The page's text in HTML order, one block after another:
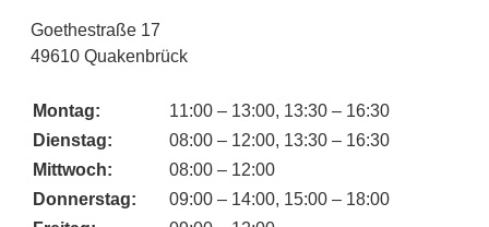
Goethestraße 17
49610 Quakenbrück
Montag:
11:00 – 13:00, 13:30 – 16:30
Dienstag:
08:00 – 12:00, 13:30 – 16:30
Mittwoch:
08:00 – 12:00
Donnerstag:
09:00 – 14:00, 15:00 – 18:00